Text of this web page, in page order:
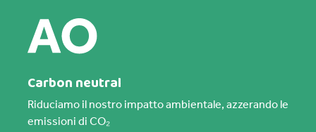
Carbon neutral
Riduciamo il nostro impatto ambientale, azzerando le
emissioni di CO₂